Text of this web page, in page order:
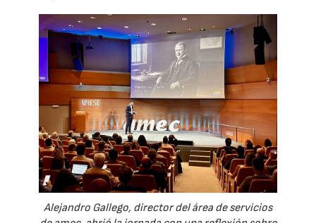
Alejandro Gallego, director del área de servicios